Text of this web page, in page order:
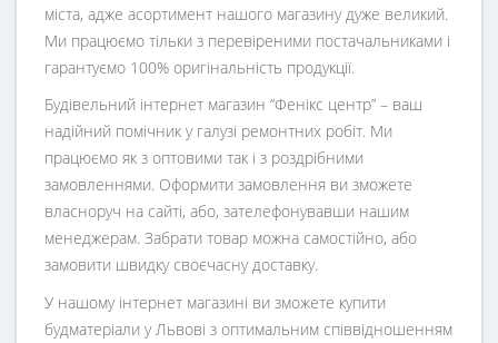
міста, адже асортимент нашого магазину дуже великий.
Ми працюємо тільки з перевіреними постачальниками і
гарантуємо 100% оригінальність продукції.
Будівельний інтернет магазин “Фенікс центр” – ваш
надійний помічник у галузі ремонтних робіт. Ми
працюємо як з оптовими так і з роздрібними
замовленнями. Оформити замовлення ви зможете
власноруч на сайті, або, зателефонувавши нашим
менеджерам. Забрати товар можна самостійно, або
замовити швидку своєчасну доставку.
У нашому інтернет магазині ви зможете купити
будматеріали у Львові з оптимальним співвідношенням